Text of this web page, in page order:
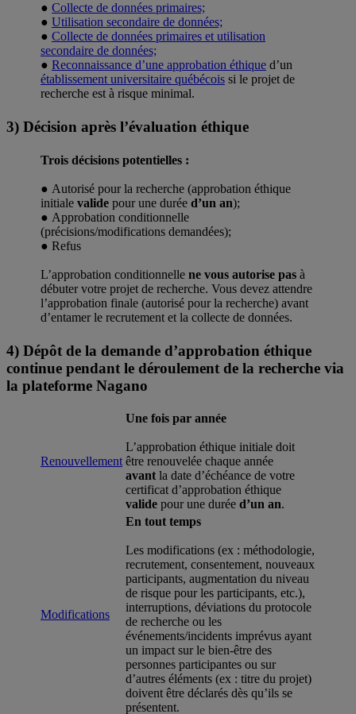
● Collecte de données primaires;
● Utilisation secondaire de données;
● Collecte de données primaires et utilisation
secondaire de données;
● Reconnaissance d’une approbation éthique d’un
établissement universitaire québécois si le projet de
recherche est à risque minimal.
3) Décision après l’évaluation éthique
Trois décisions potentielles :
● Autorisé pour la recherche (approbation éthique
initiale valide pour une durée d’un an);
● Approbation conditionnelle
(précisions/modifications demandées);
● Refus
L’approbation conditionnelle ne vous autorise pas à
débuter votre projet de recherche. Vous devez attendre
l’approbation finale (autorisé pour la recherche) avant
d’entamer le recrutement et la collecte de données.
4) Dépôt de la demande d’approbation éthique
continue pendant le déroulement de la recherche via
la plateforme Nagano
Renouvellement
Une fois par année
L’approbation éthique initiale doit
être renouvelée chaque année
avant la date d’échéance de votre
certificat d’approbation éthique
valide pour une durée d’un an.
Modifications
En tout temps
Les modifications (ex : méthodologie,
recrutement, consentement, nouveaux
participants, augmentation du niveau
de risque pour les participants, etc.),
interruptions, déviations du protocole
de recherche ou les
événements/incidents imprévus ayant
un impact sur le bien-être des
personnes participantes ou sur
d’autres éléments (ex : titre du projet)
doivent être déclarés dès qu’ils se
présentent.